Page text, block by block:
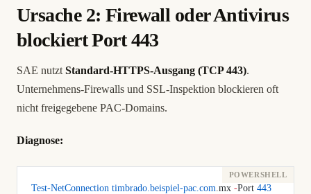
Ursache 2: Firewall oder Antivirus
blockiert Port 443
SAE nutzt Standard-HTTPS-Ausgang (TCP 443).
Unternehmens-Firewalls und SSL-Inspektion blockieren oft
nicht freigegebene PAC-Domains.
Diagnose:
Test-NetConnection timbrado.beispiel-pac.com .mx -Port 443